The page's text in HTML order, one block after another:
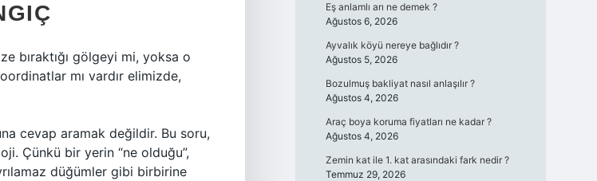
bıraktığı gölgeyi mi, yoksa o
mı vardır elimizde,
cevap aramak değildir. Bu soru,
Çünkü bir yerin “ne olduğu”,
düğümler gibi birbirine
Eş anlamlı arı ne demek ?
Ağustos 6, 2026
Ayvalık köyü nereye bağlıdır ?
Ağustos 5, 2026
Bozulmuş bakliyat nasıl anlaşılır ?
Ağustos 4, 2026
Araç boya koruma fiyatları ne kadar ?
Ağustos 4, 2026
Zemin kat ile 1. kat arasındaki fark nedir ?
Temmuz 29, 2026